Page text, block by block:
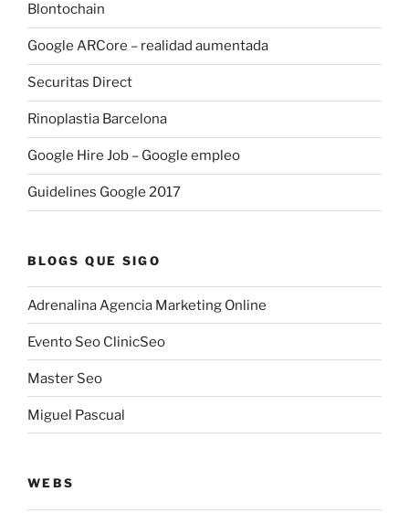
Blontochain
Google ARCore – realidad aumentada
Securitas Direct
Rinoplastia Barcelona
Google Hire Job – Google empleo
Guidelines Google 2017
BLOGS QUE SIGO
Adrenalina Agencia Marketing Online
Evento Seo ClinicSeo
Master Seo
Miguel Pascual
WEBS